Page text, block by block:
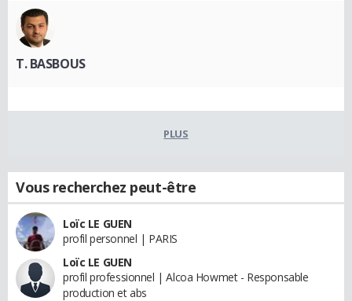
T. BASBOUS
PLUS
Vous recherchez peut-être
Loïc LE GUEN
profil personnel | PARIS
Loïc LE GUEN
profil professionnel | Alcoa Howmet - Responsable
production et abs